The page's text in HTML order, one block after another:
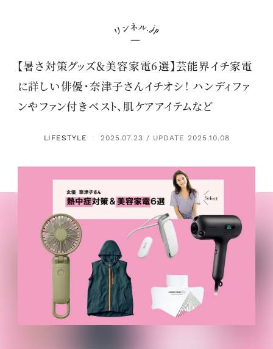
【暑さ対策グッズ＆美容家電6選】芸能界イチ家電
に詳しい俳優・奈津子さんイチオシ！ ハンディファ
ンやファン付きベスト、肌ケアアイテムなど
LIFESTYLE ： 2025.07.23 / UPDATE 2025.10.08